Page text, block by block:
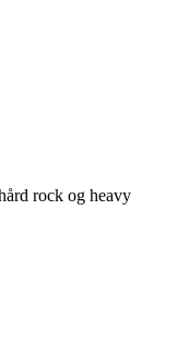
rock og heavy